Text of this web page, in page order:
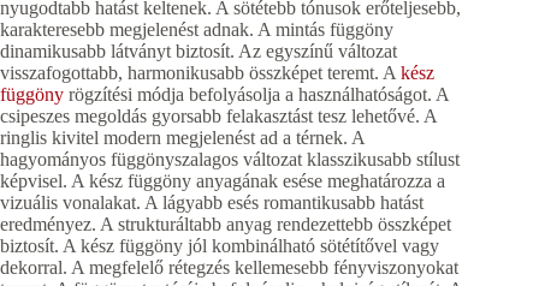
nyugodtabb hatást keltenek. A sötétebb tónusok erőteljesebb,
karakteresebb megjelenést adnak. A mintás függöny
dinamikusabb látványt biztosít. Az egyszínű változat
visszafogottabb, harmonikusabb összképet teremt. Akész
függöny rögzítési módja befolyásolja a használhatóságot. A
csipeszes megoldás gyorsabb felakasztást tesz lehetővé. A
ringlis kivitel modern megjelenést ad a térnek. A
hagyományos függönyszalagos változat klasszikusabb stílust
képvisel. A kész függöny anyagának esése meghatározza a
vizuális vonalakat. A lágyabb esés romantikusabb hatást
eredményez. A strukturáltabb anyag rendezettebb összképet
biztosít. A kész függöny jól kombinálható sötétítővel vagy
dekorral. A megfelelő rétegzés kellemesebb fényviszonyokat